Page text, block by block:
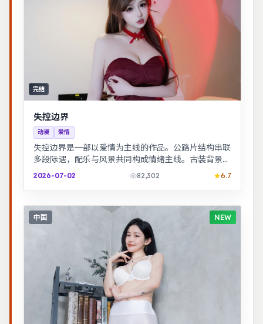
完结
失控边界
动漫 爱情
失控边界是一部以爱情为主线的作品。公路片结构串联
多段际遇，配乐与风景共同构成情绪主线。古装背景下
的人性博弈，群像刻画细腻，权谋与情感并重。
2026-07-02 82,302 6.7
中国 NEW